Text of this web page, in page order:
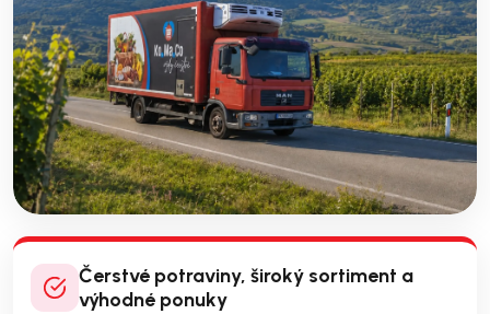
Čerstvé potraviny, široký sortiment a
výhodné ponuky